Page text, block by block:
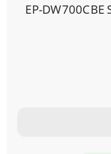
EP-DW700CBE